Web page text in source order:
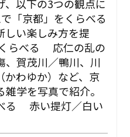
、以下の3つの観点に
「京都」をくらべる
しい楽しみ方を提
らべる 応仁の乱の
、賀茂川／鴨川、川
かわゆか）など、京
学を写真で紹介。
る 赤い提灯／白い